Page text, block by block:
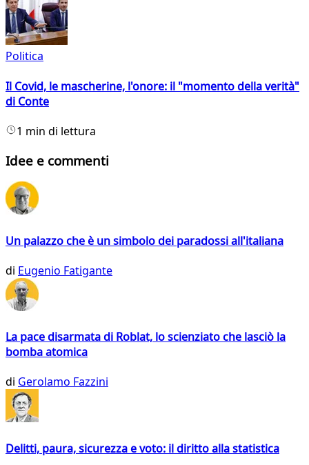
Politica
Il Covid, le mascherine, l'onore: il "momento della verità"
di Conte
1 min di lettura
Idee e commenti
Un palazzo che è un simbolo dei paradossi all'italiana
di Eugenio Fatigante
La pace disarmata di Roblat, lo scienziato che lasciò la
bomba atomica
di Gerolamo Fazzini
Delitti, paura, sicurezza e voto: il diritto alla statistica